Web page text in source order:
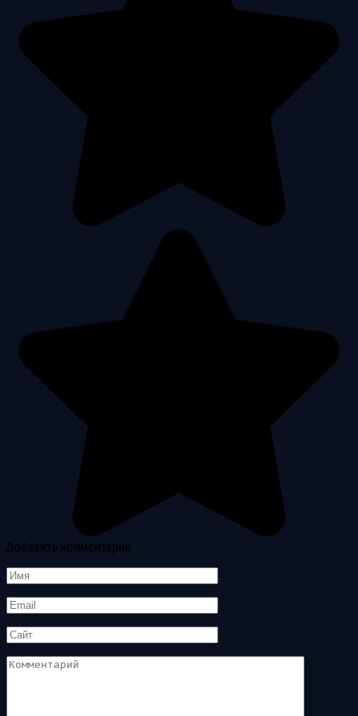
Добавить комментарий
Имя
Email
Сайт
Комментарий